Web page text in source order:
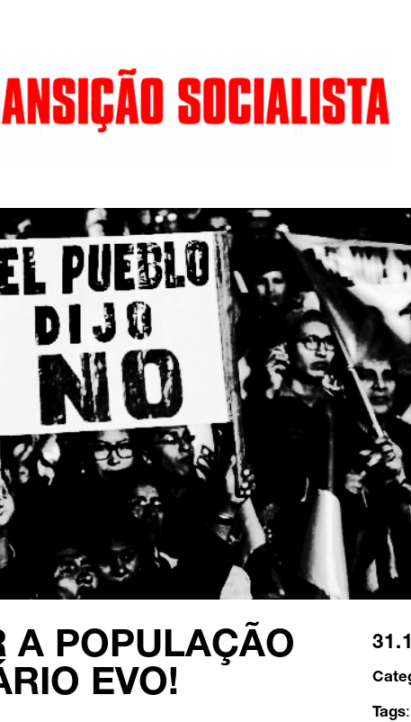
A POPULAÇÃO
EVO!
Tags: